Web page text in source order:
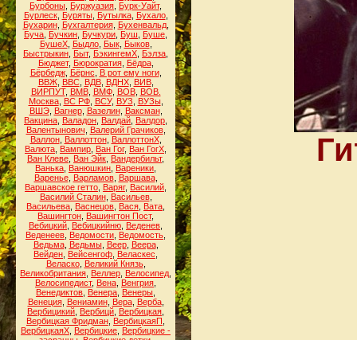
Бурбоны Буржуазия Бурк-Уайт,
Бурлеск, Буряты, Бутылка, Бухало,
Бухарин, Бухгалтерия, Бухенвальд,
Буча Бучкин Бучкури Буш Буше
БушеХ, Быдло, Бык, Быков,
Быстрыкин Быт, БэкингемХ Бэлза
Бюджет, Бюрократия, Бёдра,
Бёрбедж, Бёрнс В рот ему ноги,
ВВЖ, ВВС, ВДВ, ВДНХ, ВИВ,
ВИРПУТ, ВМВ, ВМФ, ВОВ, ВОВ.
Москва, ВС РФ, ВСУ, ВУЗ ВУЗы,
ВШЭ, Вагнер, Вазелин, Ваксман,
Вакцина Валадон Валдай Валдор
Валентынович
Валерий Грачиков,
Валлон, Валлоттон, ВаллоттонХ,
Валюта Вампир Ван Гог, Ван ГогХ
Ван Клеве Ван Эйк Вандербильт,
Ванька Ванюшкин Вареники
Варенье, Варламов, Варшава,
Варшавское гетто Варяг, Василий
Василий Сталин, Васильев,
Васильева Васнецов Вася Вата
Вашингтон Вашингтон Пост,
Вебицкий Вебицкийню Веденев
Веденеев Ведомости Ведомость
Ведьма, Ведьмы, Веер, Веера,
Вейден Вейсенгоф Веласкес
Веласко, Великий Князь,
Великобритания Веллер Велосипед
Велосипедист, Вена Венгрия
Венедиктов Венера Венеры
Венеция, Вениамин, Вера, Верба,
Вербицикий Вербицй Вербицкая
Вербицкая Фридман ВербицкаяП
ВербицкаяХ Вербицкие Вербицкие -